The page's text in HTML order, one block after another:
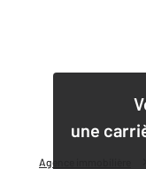
Agence immobilière
une